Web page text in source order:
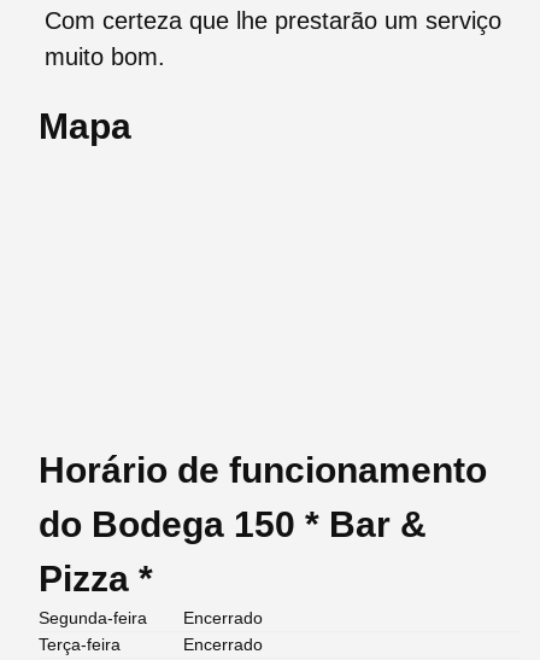
Com certeza que lhe prestarão um serviço
muito bom.
Mapa
Horário de funcionamento
do Bodega 150 * Bar &
Pizza *
Segunda-feira
Encerrado
Terça-feira
Encerrado